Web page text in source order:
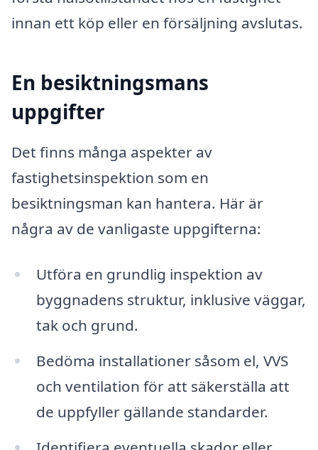
innan ett köp eller en försäljning avslutas.
En besiktningsmans
uppgifter
Det finns många aspekter av
fastighetsinspektion som en
besiktningsman kan hantera. Här är
några av de vanligaste uppgifterna:
Utföra en grundlig inspektion av
byggnadens struktur, inklusive väggar,
tak och grund.
Bedöma installationer såsom el, VVS
och ventilation för att säkerställa att
de uppfyller gällande standarder.